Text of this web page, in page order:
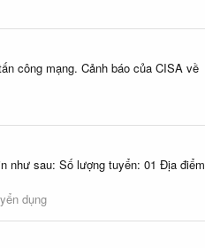
công mạng. Cảnh báo của CISA về
như sau: Số lượng tuyển: 01 Địa điểm
dụng